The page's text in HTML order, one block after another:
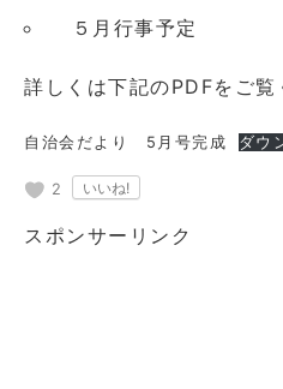
５月行事予定
詳しくは下記のPDFをご
自治会だより 5月号完成 ダウ
2
スポンサーリンク